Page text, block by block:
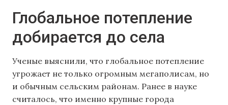
Глобальное потепление
добирается до села
Ученые выяснили, что глобальное потепление
угрожает не только огромным мегаполисам, но
и обычным сельским районам. Ранее в науке
считалось, что именно крупные города